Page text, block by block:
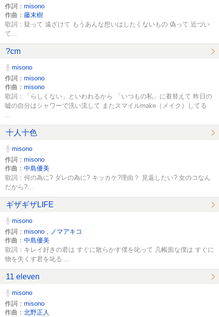
作詞： misono
作曲： 藤末樹
歌詞：疑って 遠ざけて もうあんな想いはしたくないもの 偽って 近づい
て...
?cm
misono
作詞： misono
作曲： misono
歌詞：「らしくない」といわれるから 「いつもの私」に着替えて 昨日の
嘘の自分はシャワーで洗い流して またスマイルmake（メイク）してる
十人十色
misono
作詞： misono
作曲： 中島優美
歌詞：何の為に? ダレの為に? キッカケ?理由？ 見返したい? 女のコなん
だから?...
ギザギザLIFE
misono
作詞： misono
ノマアキコ
作曲： 中島優美
歌詞：キレイ好きの君は すぐに散らかす僕を叱って 几帳面な僕は すぐに
物を失くす君を叱る ...
11 eleven
misono
作詞： misono
作曲： 北野正人